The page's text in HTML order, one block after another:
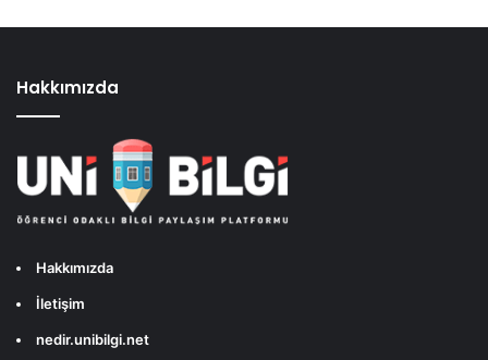
Hakkımızda
Hakkımızda
İletişim
nedir.unibilgi.net